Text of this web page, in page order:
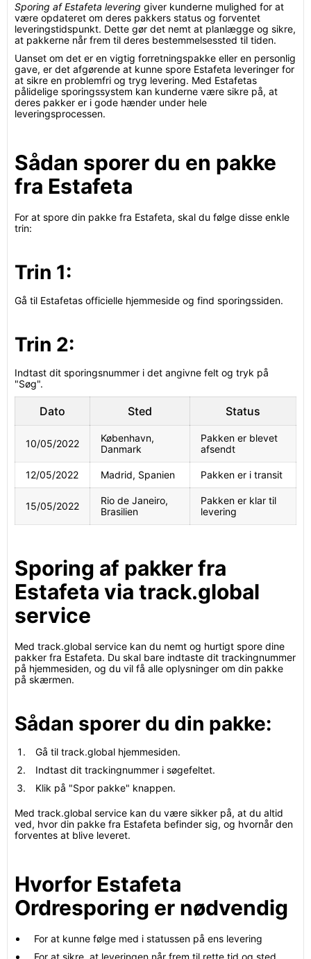
Sporing af Estafeta levering giver kunderne mulighed for at
være opdateret om deres pakkers status og forventet
leveringstidspunkt. Dette gør det nemt at planlægge og sikre,
at pakkerne når frem til deres bestemmelsessted til tiden.
Uanset om det er en vigtig forretningspakke eller en personlig
gave, er det afgørende at kunne spore Estafeta leveringer for
at sikre en problemfri og tryg levering. Med Estafetas
pålidelige sporingssystem kan kunderne være sikre på, at
deres pakker er i gode hænder under hele
leveringsprocessen.
Sådan sporer du en pakke
fra Estafeta
For at spore din pakke fra Estafeta, skal du følge disse enkle
trin:
Trin 1:
Gå til Estafetas officielle hjemmeside og find sporingssiden.
Trin 2:
Indtast dit sporingsnummer i det angivne felt og tryk på
"Søg".
Dato Sted Status
10/05/2022
København,
Danmark
Pakken er blevet
afsendt
12/05/2022 Madrid, Spanien Pakken er i transit
15/05/2022
Rio de Janeiro,
Brasilien
Pakken er klar til
levering
Sporing af pakker fra
Estafeta via track.global
service
Med track.global service kan du nemt og hurtigt spore dine
pakker fra Estafeta. Du skal bare indtaste dit trackingnummer
på hjemmesiden, og du vil få alle oplysninger om din pakke
på skærmen.
Sådan sporer du din pakke:
Gå til track.global hjemmesiden.
Indtast dit trackingnummer i søgefeltet.
Klik på "Spor pakke" knappen.
Med track.global service kan du være sikker på, at du altid
ved, hvor din pakke fra Estafeta befinder sig, og hvornår den
forventes at blive leveret.
Hvorfor Estafeta
Ordresporing er nødvendig
For at kunne følge med i statussen på ens levering
For at sikre, at leveringen når frem til rette tid og sted